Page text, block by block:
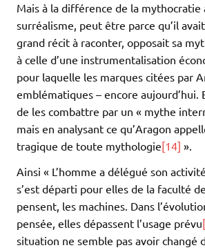
Mais à la différence de la mythocratie
surréalisme, peut être parce qu’il
grand récit à raconter, opposait sa
à celle d’une instrumentalisation
pour laquelle les marques citées par
emblématiques – encore aujourd’hui.
de les combattre par un « mythe
mais en analysant ce qu’Aragon
tragique de toute mythologie[14] ».
Ainsi « L’homme a délégué son
s’est départi pour elles de la faculté
pensent, les machines. Dans
pensée, elles dépassent l’usage prévu
situation ne semble pas avoir changé